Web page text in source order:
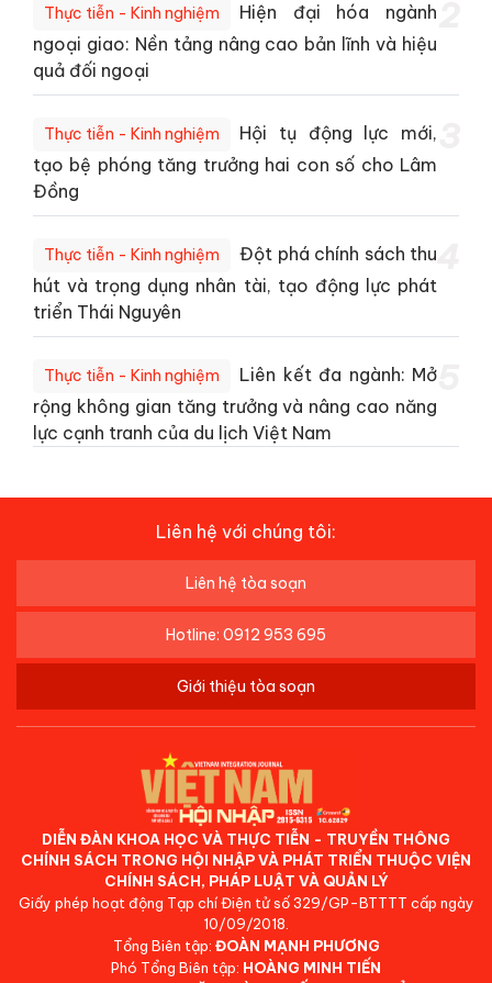
Thực tiễn - Kinh nghiệm
Hiện đại hóa ngành
ngoại giao: Nền tảng nâng cao bản lĩnh và hiệu
quả đối ngoại
Thực tiễn - Kinh nghiệm
Hội tụ động lực mới,
tạo bệ phóng tăng trưởng hai con số cho Lâm
Đồng
Thực tiễn - Kinh nghiệm
Đột phá chính sách thu
hút và trọng dụng nhân tài, tạo động lực phát
triển Thái Nguyên
Thực tiễn - Kinh nghiệm
Liên kết đa ngành: Mở
rộng không gian tăng trưởng và nâng cao năng
lực cạnh tranh của du lịch Việt Nam
Liên hệ với chúng tôi:
Liên hệ tòa soạn
Hotline: 0912 953 695
Giới thiệu tòa soạn
DIỄN ĐÀN KHOA HỌC VÀ THỰC TIỄN - TRUYỀN THÔNG
CHÍNH SÁCH TRONG HỘI NHẬP VÀ PHÁT TRIỂN THUỘC VIỆN
CHÍNH SÁCH, PHÁP LUẬT VÀ QUẢN LÝ
Giấy phép hoạt động Tạp chí Điện tử số 329/GP-BTTTT cấp ngày
10/09/2018.
Tổng Biên tập: ĐOÀN MẠNH PHƯƠNG
Phó Tổng Biên tập: HOÀNG MINH TIẾN